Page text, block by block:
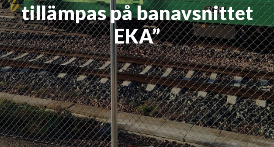
tillämpas på banavsnittet
EKA”